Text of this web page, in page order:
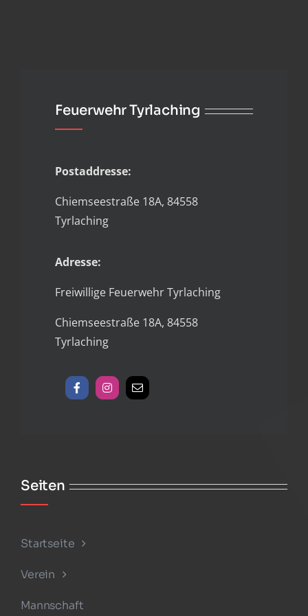
Feuerwehr Tyrlaching
Postaddresse:
Chiemseestraße 18A, 84558
Tyrlaching
Adresse:
Freiwillige Feuerwehr Tyrlaching
Chiemseestraße 18A, 84558
Tyrlaching
Seiten
Startseite
Verein
Mannschaft